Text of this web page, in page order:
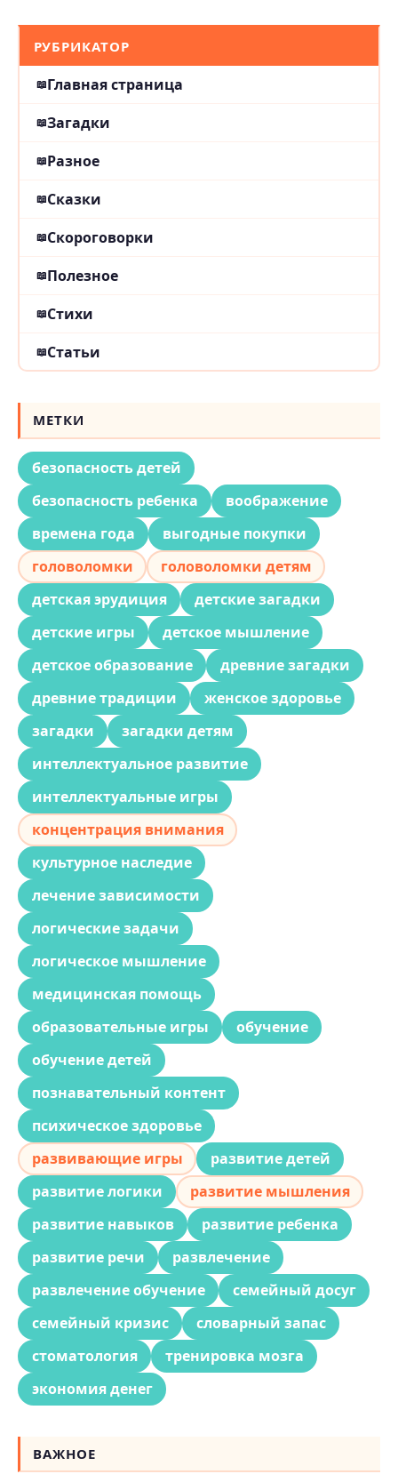
РУБРИКАТОР
Главная страница
Загадки
Разное
Сказки
Скороговорки
Полезное
Стихи
Статьи
МЕТКИ
безопасность детей
безопасность ребенка
воображение
времена года
выгодные покупки
головоломки
головоломки детям
детская эрудиция
детские загадки
детские игры
детское мышление
детское образование
древние загадки
древние традиции
женское здоровье
загадки
загадки детям
интеллектуальное развитие
интеллектуальные игры
концентрация внимания
культурное наследие
лечение зависимости
логические задачи
логическое мышление
медицинская помощь
образовательные игры
обучение
обучение детей
познавательный контент
психическое здоровье
развивающие игры
развитие детей
развитие логики
развитие мышления
развитие навыков
развитие ребенка
развитие речи
развлечение
развлечение обучение
семейный досуг
семейный кризис
словарный запас
стоматология
тренировка мозга
экономия денег
ВАЖНОЕ